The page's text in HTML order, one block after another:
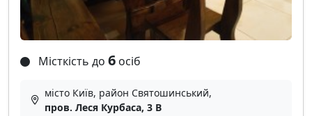
Місткість до 6 осіб
місто Київ, район Святошинський,
пров. Леся Курбаса, 3 В